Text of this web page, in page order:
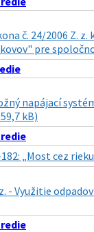
č. 24/2006 Z.
pre
napájací
kB)
„Most cez
- Využitie